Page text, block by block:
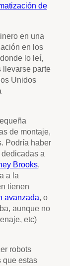
de
en una
en los
lo leí,
llevarse parte
Unidos
de montaje,
Podría haber
a
Brooks,
a la
tienen
avanzada, o
aunque no
etc)
robots
que estas